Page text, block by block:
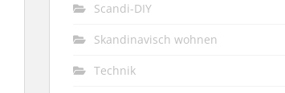
Scandi-DIY
Skandinavisch wohnen
Technik